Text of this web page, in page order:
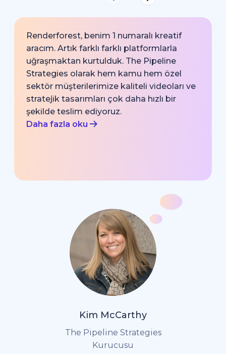
Renderforest, benim 1 numaralı kreatif
aracım. Artık farklı farklı platformlarla
uğraşmaktan kurtulduk. The Pipeline
Strategies olarak hem kamu hem özel
sektör müşterilerimize kaliteli videoları ve
stratejik tasarımları çok daha hızlı bir
şekilde teslim ediyoruz.
Daha fazla oku
Kim McCarthy
The Pipeline Strategies
Kurucusu